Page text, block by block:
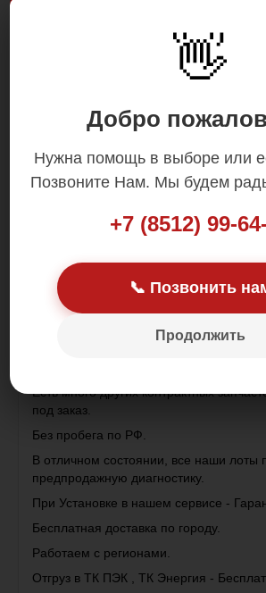
👋
Добро
Нужна помощь в выборе или
Позвоните Нам. Мы будем
+7 (8512) 99-
📞 Позвонить
Продолжить
Контрактная деталь , привезена с
Есть много других контрактных
под заказ.
Без пробега по РФ.
В отличном состоянии, все наши лоты
предпродажную диагностику.
При Установке в нашем сервисе -
Бесплатная доставка по городу.
Работаем с регионами.
Отгруз в ТК ПЭК , ТК Энергия -